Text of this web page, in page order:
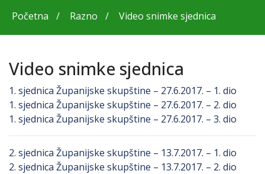
Početna Razno Video snimke sjednica
Video snimke sjednica
1. sjednica Županijske skupštine – 27.6.2017. – 1. dio
1. sjednica Županijske skupštine – 27.6.2017. – 2. dio
1. sjednica Županijske skupštine – 27.6.2017. – 3. dio
2. sjednica Županijske skupštine – 13.7.2017. – 1. dio
2. sjednica Županijske skupštine – 13.7.2017. – 2. dio